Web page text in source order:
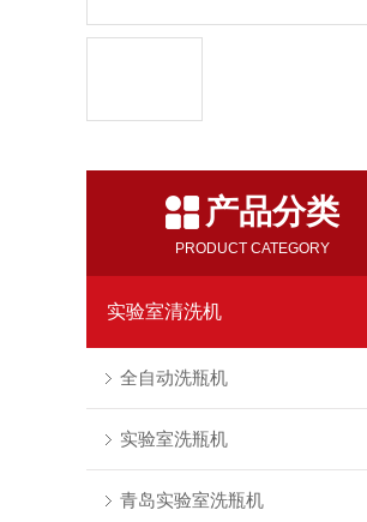
产品分类
PRODUCT CATEGORY
实验室清洗机
全自动洗瓶机
实验室洗瓶机
青岛实验室洗瓶机